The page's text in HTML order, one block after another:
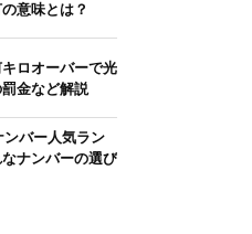
意味とは？
ロオーバーで光
金など解説
ンバー人気ラン
ナンバーの選び